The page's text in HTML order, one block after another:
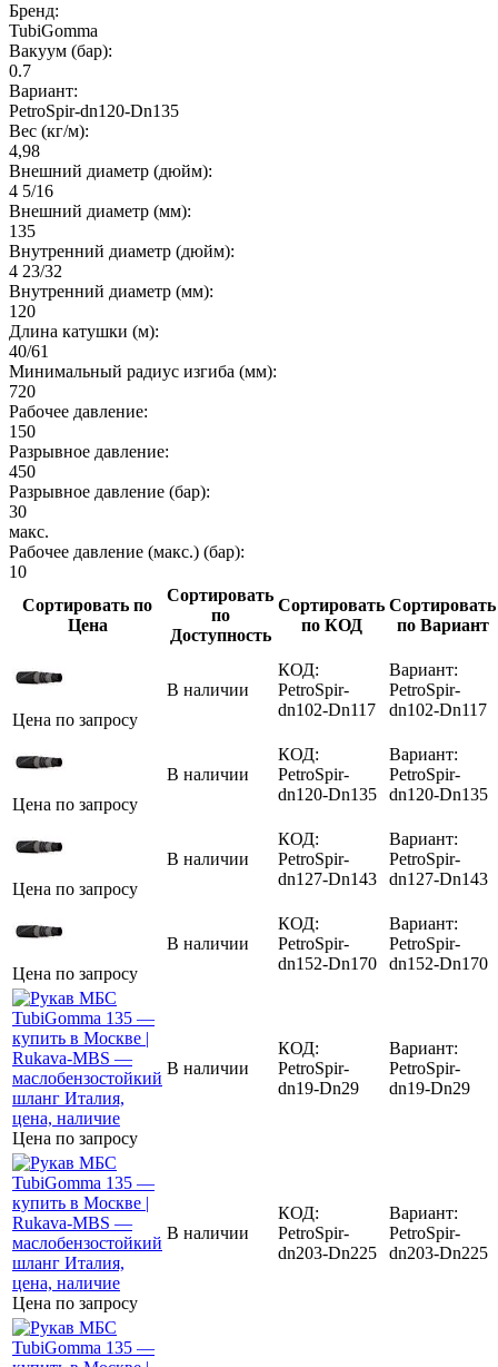
Бренд:
TubiGomma
Вакуум (бар):
0.7
Вариант:
PetroSpir-dn120-Dn135
Вес (кг/м):
4,98
Внешний диаметр (дюйм):
4 5/16
Внешний диаметр (мм):
135
Внутренний диаметр (дюйм):
4 23/32
Внутренний диаметр (мм):
120
Длина катушки (м):
40/61
Минимальный радиус изгиба (мм):
720
Рабочее давление:
150
Разрывное давление:
450
Разрывное давление (бар):
30
макс.
Рабочее давление (макс.) (бар):
10
Сортировать по
Цена
Сортировать
по
Доступность
Сортировать
по КОД
Сортировать
по Вариант
Цена по запросу
В наличии
КОД:
PetroSpir-
dn102-Dn117
Вариант:
PetroSpir-
dn102-Dn117
Цена по запросу
В наличии
КОД:
PetroSpir-
dn120-Dn135
Вариант:
PetroSpir-
dn120-Dn135
Цена по запросу
В наличии
КОД:
PetroSpir-
dn127-Dn143
Вариант:
PetroSpir-
dn127-Dn143
Цена по запросу
В наличии
КОД:
PetroSpir-
dn152-Dn170
Вариант:
PetroSpir-
dn152-Dn170
Цена по запросу
В наличии
КОД:
PetroSpir-
dn19-Dn29
Вариант:
PetroSpir-
dn19-Dn29
Цена по запросу
В наличии
КОД:
PetroSpir-
dn203-Dn225
Вариант:
PetroSpir-
dn203-Dn225